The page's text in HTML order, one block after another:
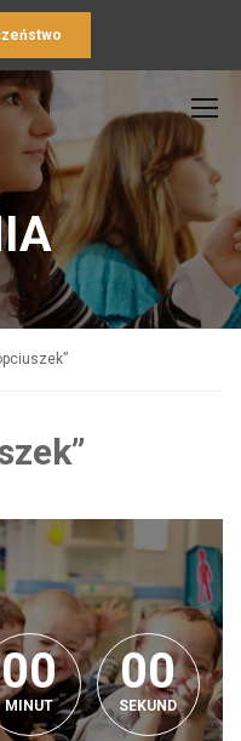
00
00
MINUT
00
00
SEKUND